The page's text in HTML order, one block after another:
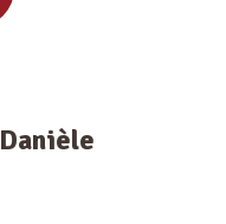
Danièle